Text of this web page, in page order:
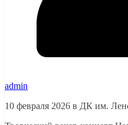
admin
10 февраля 2026 в ДК им.